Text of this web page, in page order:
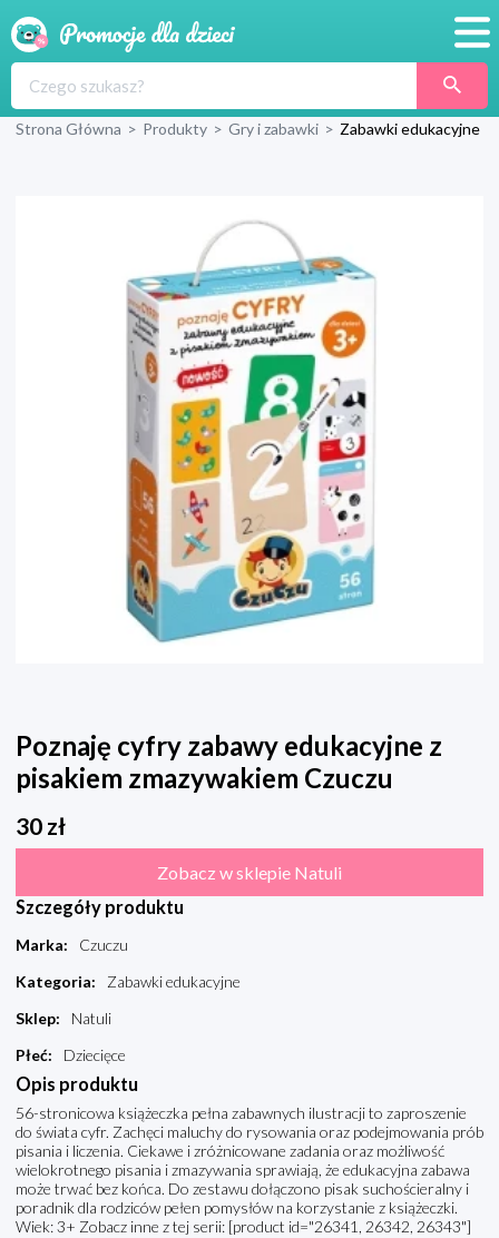
Produkty
Wyprawka
Strona Główna > Produkty > Gry i zabawki > Zabawki edukacyjne
Poznaję cyfry zabawy edukacyjne z
pisakiem zmazywakiem Czuczu
30 zł
Zobacz w sklepie Natuli
Szczegóły produktu
Marka:
Czuczu
Kategoria:
Zabawki edukacyjne
Sklep:
Natuli
Płeć: Dziecięce
Opis produktu
56-stronicowa książeczka pełna zabawnych ilustracji to zaproszenie
do świata cyfr. Zachęci maluchy do rysowania oraz podejmowania prób
pisania i liczenia. Ciekawe i zróżnicowane zadania oraz możliwość
wielokrotnego pisania i zmazywania sprawiają, że edukacyjna zabawa
może trwać bez końca. Do zestawu dołączono pisak suchościeralny i
poradnik dla rodziców pełen pomysłów na korzystanie z książeczki.
Wiek: 3+ Zobacz inne z tej serii: [product id="26341, 26342, 26343"]